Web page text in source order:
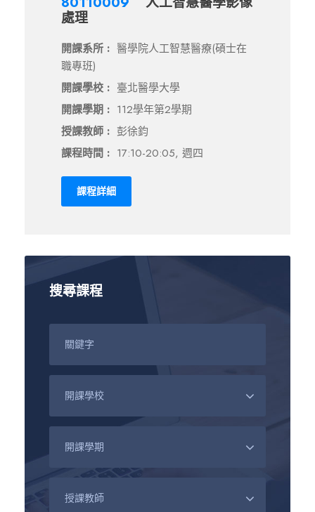
處理
開課系所 : 醫學院人工智慧醫療(碩士在
職專班)
開課學校 : 臺北醫學大學
開課學期 : 112學年第2學期
授課教師 : 彭徐鈞
課程時間 : 17:10-20:05, 週四
課程詳細
搜尋課程